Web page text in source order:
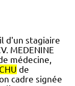
d'un stagiaire
MEDENINE
médecine,
CHU de
cadre signée